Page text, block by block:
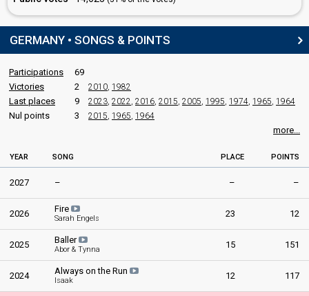
GERMANY • SONGS & POINTS
Participations
69
Victories
2 2010, 1982
Last places 9 2023, 2022, 2016, 2015, 2005, 1995, 1974, 1965, 1964
Nul points 3 2015, 1965, 1964
more...
YEAR SONG PLACE POINTS
2027 – – –
2026 Fire
Sarah Engels 23 12
2025 Baller
Abor & Tynna 15 151
2024 Always on the Run
Isaak 12 117